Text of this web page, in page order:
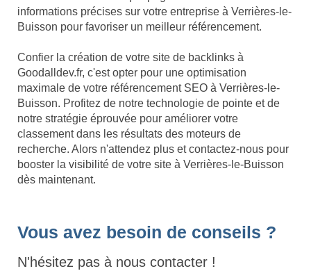
informations précises sur votre entreprise à Verrières-le-
Buisson pour favoriser un meilleur référencement.
Confier la création de votre site de backlinks à
Goodalldev.fr, c'est opter pour une optimisation
maximale de votre référencement SEO à Verrières-le-
Buisson. Profitez de notre technologie de pointe et de
notre stratégie éprouvée pour améliorer votre
classement dans les résultats des moteurs de
recherche. Alors n'attendez plus et contactez-nous pour
booster la visibilité de votre site à Verrières-le-Buisson
dès maintenant.
Vous avez besoin de conseils ?
N'hésitez pas à nous contacter !